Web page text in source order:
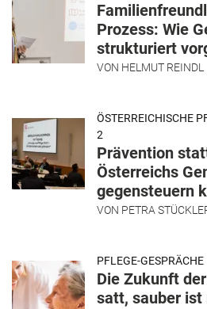
Prozess: Wie
strukturiert
VON HELMUT REINDL
ÖSTERREICHISCHE
2
Prävention
Österreichs
gegensteuern
VON PETRA
PFLEGE-GESPRÄCHE
Die Zukunft
satt, sauber ist